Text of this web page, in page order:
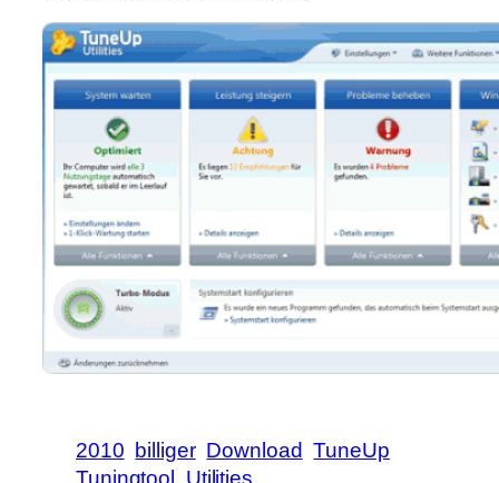
2010 billiger Download TuneUp
Tuningtool Utilities